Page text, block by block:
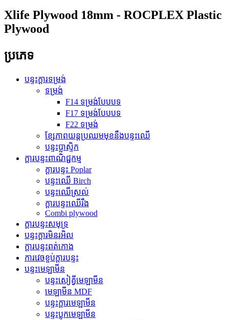
Xlife Plywood 18mm - ROCPLEX Plastic
Plywood
ប្រភេទ
បន្ទះក្តារទម្រង់
ទម្រង់
F14 ទម្រង់បែបបទ
F17 ទម្រង់បែបបទ
F22 ទម្រង់
ខ្សែភាពយន្តប្រឈមមុខនឹងបន្ទះឈើ
បន្ទះប្លាស្ទិក
ក្តារបន្ទះពាណិជ្ជកម្ម
ក្តារបន្ទះ Poplar
បន្ទះឈើ Birch
បន្ទះឈើស្រល់
ក្តារបន្ទះឈើរឹង
Combi plywood
ក្តារបន្ទះសមុទ្រ
បន្ទះក្តារមិនរអិល
ក្តារបន្ទះពត់កោង
ការវេចខ្ចប់ក្តារបន្ទះ
បន្ទះមេឡាមីន
បន្ទះសៀគ្វីមេឡាមីន
មេឡាមីន MDF
បន្ទះក្តារមេឡាមីន
បន្ទះប្លុកមេឡាមីន